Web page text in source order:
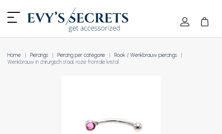
Home Piercings Piercing per categorie
Rook / Wenkbrauw piercings
Wenkbrauw in chirurgisch staal, roze frontale kristal